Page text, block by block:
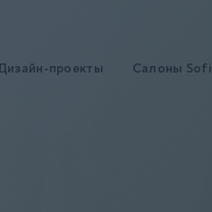
Дизайн-проекты Салоны